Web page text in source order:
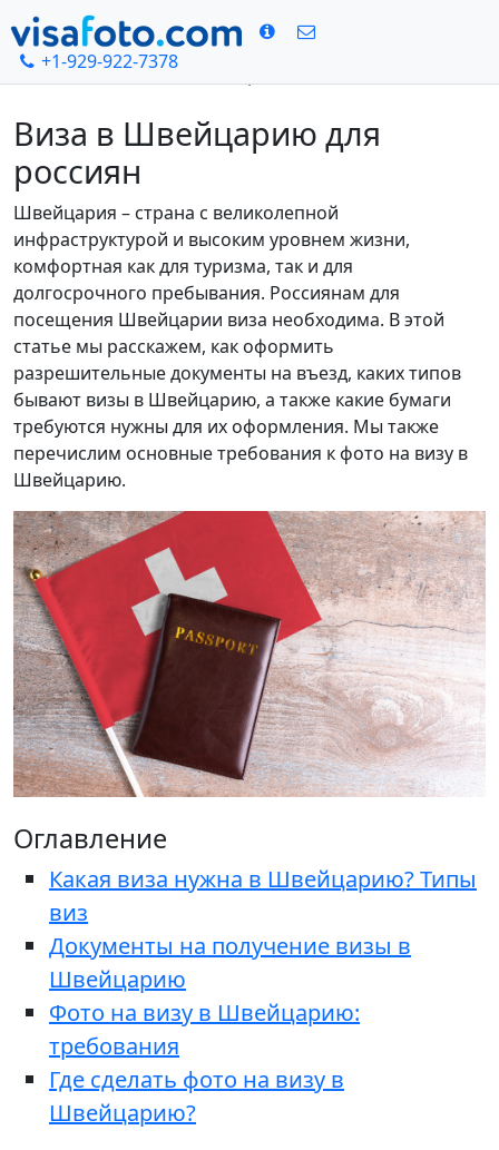
+1-929-922-7378
Главная Виза в Швейцарию
Виза в Швейцарию для
россиян
Швейцария – страна с великолепной
инфраструктурой и высоким уровнем жизни,
комфортная как для туризма, так и для
долгосрочного пребывания. Россиянам для
посещения Швейцарии виза необходима. В этой
статье мы расскажем, как оформить
разрешительные документы на въезд, каких типов
бывают визы в Швейцарию, а также какие бумаги
требуются нужны для их оформления. Мы также
перечислим основные требования к фото на визу в
Швейцарию.
Оглавление
Какая виза нужна в Швейцарию? Типы
виз
Документы на получение визы в
Швейцарию
Фото на визу в Швейцарию:
требования
Где сделать фото на визу в
Швейцарию?